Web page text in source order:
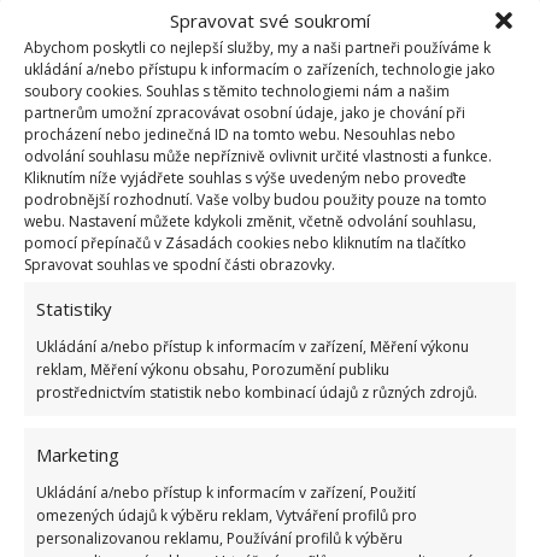
Spravovat své soukromí
Abychom poskytli co nejlepší služby, my a naši partneři používáme k
ukládání a/nebo přístupu k informacím o zařízeních, technologie jako
soubory cookies. Souhlas s těmito technologiemi nám a našim
partnerům umožní zpracovávat osobní údaje, jako je chování při
procházení nebo jedinečná ID na tomto webu. Nesouhlas nebo
odvolání souhlasu může nepříznivě ovlivnit určité vlastnosti a funkce.
Kliknutím níže vyjádřete souhlas s výše uvedeným nebo proveďte
podrobnější rozhodnutí. Vaše volby budou použity pouze na tomto
webu. Nastavení můžete kdykoli změnit, včetně odvolání souhlasu,
pomocí přepínačů v Zásadách cookies nebo kliknutím na tlačítko
Spravovat souhlas ve spodní části obrazovky.
Statistiky
Ukládání a/nebo přístup k informacím v zařízení, Měření výkonu
reklam, Měření výkonu obsahu, Porozumění publiku
prostřednictvím statistik nebo kombinací údajů z různých zdrojů.
Marketing
Ukládání a/nebo přístup k informacím v zařízení, Použití
omezených údajů k výběru reklam, Vytváření profilů pro
personalizovanou reklamu, Používání profilů k výběru
Jak prodloužit životnost pračky
Aby vám pračka co nejdéle sloužila, měli byste se
vyhnout některým věcem. Jednou z nich je vyvarovat
se používání velkého množství pracího prostředku.
To totiž vytváří více pěny, jež může vést ke
vzniku plísní. Dále prádlo z pračky vyjměte ihned po
skončení pracího cyklu. I mokré prádlo uvnitř pračky
vytváří ideální prostředí pro plísně.
Vyvarujte se i zbytečně velkému množství aviváže a
udržujte gumové těsnění pračky vždy čisté. Po
každém praní tototěsnění vysušte a otřete od
zahnívat a způsobovat nepříjemný zápach. V
neposlední řadě nezapomeňte nechávat dvířka
pračky vždy pootevřená, aby mohl uvnitř cirkulovat